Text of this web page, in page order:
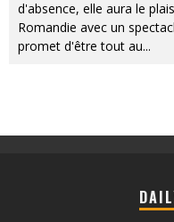
d'absence, elle aura le
Romandie avec un
promet d'être tout au...